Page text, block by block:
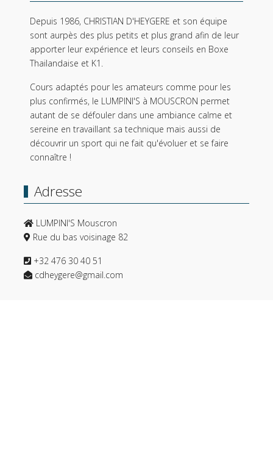
Depuis 1986, CHRISTIAN D'HEYGERE et son équipe
sont aurpès des plus petits et plus grand afin de leur
apporter leur expérience et leurs conseils en Boxe
Thailandaise et K1.
Cours adaptés pour les amateurs comme pour les
plus confirmés, le LUMPINI'S à MOUSCRON permet
autant de se défouler dans une ambiance calme et
sereine en travaillant sa technique mais aussi de
découvrir un sport qui ne fait qu'évoluer et se faire
connaître !
Adresse
LUMPINI'S Mouscron
Rue du bas voisinage 82
+32 476 30 40 51
cdheygere@gmail.com